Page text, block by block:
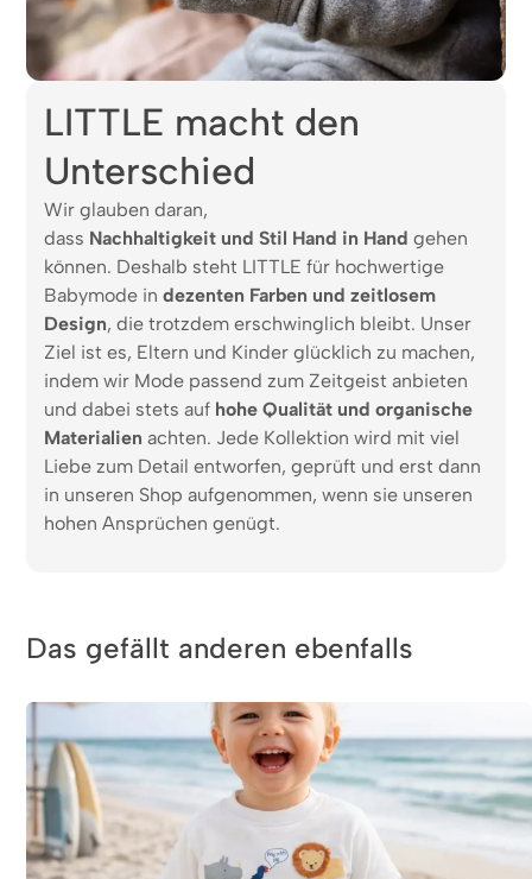
LITTLE macht den
Unterschied
Wir glauben daran,
dass Nachhaltigkeit und Stil Hand in Hand gehen
können. Deshalb steht LITTLE für hochwertige
Babymode in dezenten Farben und zeitlosem
Design, die trotzdem erschwinglich bleibt. Unser
Ziel ist es, Eltern und Kinder glücklich zu machen,
indem wir Mode passend zum Zeitgeist anbieten
und dabei stets auf hohe Qualität und organische
Materialien achten. Jede Kollektion wird mit viel
Liebe zum Detail entworfen, geprüft und erst dann
in unseren Shop aufgenommen, wenn sie unseren
hohen Ansprüchen genügt.
Das gefällt anderen ebenfalls